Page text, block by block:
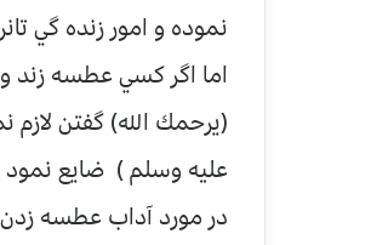
نموده و امور زنده گي
اما اگر كسي عطسه زند
(يرحمك الله) گفتن لازم
عليه وسلم ) ضايع نمود
در مورد آداب عطسه